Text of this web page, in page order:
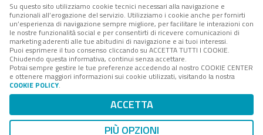
presso Registro della stampa del Tribunale di Roma -
Reg. n. 182 del 2 maggio 2008 - Direttore resp. Michela
Stentella
FPA s.r.l. è società soggetta a Direzione e
Coordinamento da parte di Digital360 S.p.A. - FPA s.r.l.
è un'azienda certificata per il sistema di management
Codice Fiscale/Partita IVA n. 10693191008 - R.E.A. Roma
n. 1249791. ISP AWS
Mappa del sito
Su questo sito utilizziamo cookie tecnici necessari alla navigazione e
funzionali all’erogazione del servizio. Utilizziamo i cookie anche per fornirti
un’esperienza di navigazione sempre migliore, per facilitare le interazioni con
le nostre funzionalità social e per consentirti di ricevere comunicazioni di
marketing aderenti alle tue abitudini di navigazione e ai tuoi interessi.
Puoi esprimere il tuo consenso cliccando su ACCETTA TUTTI I COOKIE.
Chiudendo questa informativa, continui senza accettare.
Potrai sempre gestire le tue preferenze accedendo al nostro COOKIE CENTER
e ottenere maggiori informazioni sui cookie utilizzati, visitando la nostra
COOKIE POLICY.
ACCETTA
PIÙ OPZIONI